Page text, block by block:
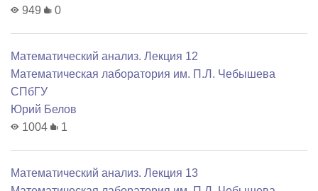
949
0
Математический анализ. Лекция 12
Математичеcкая лаборатория им. П.Л. Чебышева
СПбГУ
Юрий Белов
1004
1
Математический анализ. Лекция 13